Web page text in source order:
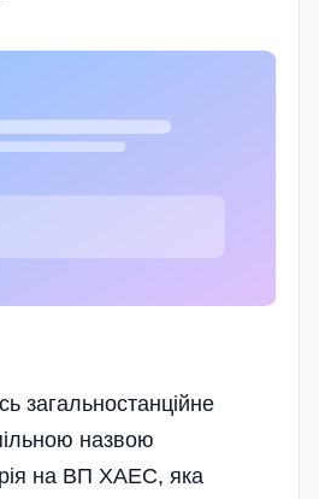
загальностанційне
назвою
на ВП ХАЕС, яка